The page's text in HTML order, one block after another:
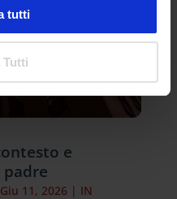
tutti
Tutti
e
padre
Giu 11, 2026 | IN